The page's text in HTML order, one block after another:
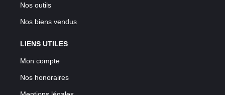
Nos outils
Nos biens vendus
LIENS UTILES
Mon compte
Nos honoraires